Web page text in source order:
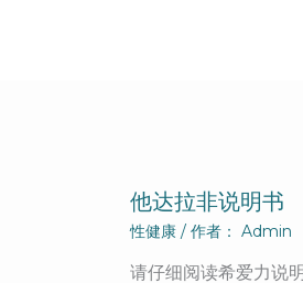
他达拉非说明书
性健康/ 作者： Admin
请仔细阅读希爱力说